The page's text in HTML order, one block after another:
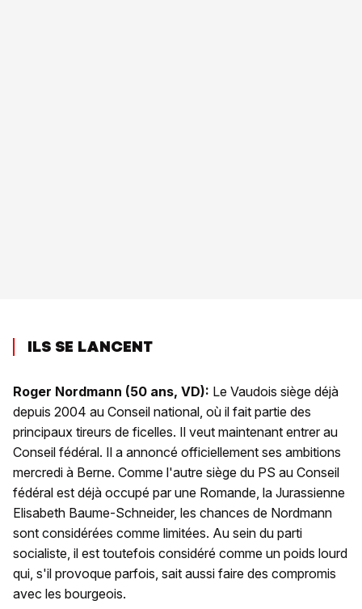
ILS SE LANCENT
Roger Nordmann (50 ans, VD): Le Vaudois siège déjà
depuis 2004 au Conseil national, où il fait partie des
principaux tireurs de ficelles. Il veut maintenant entrer au
Conseil fédéral. Il a annoncé officiellement ses ambitions
mercredi à Berne. Comme l'autre siège du PS au Conseil
fédéral est déjà occupé par une Romande, la Jurassienne
Elisabeth Baume-Schneider, les chances de Nordmann
sont considérées comme limitées. Au sein du parti
socialiste, il est toutefois considéré comme un poids lourd
qui, s'il provoque parfois, sait aussi faire des compromis
avec les bourgeois.